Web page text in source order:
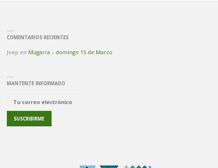
COMENTARIOS RECIENTES
Joep en Mugarra – domingo 15 de Marzo
MANTENTE INFORMADO